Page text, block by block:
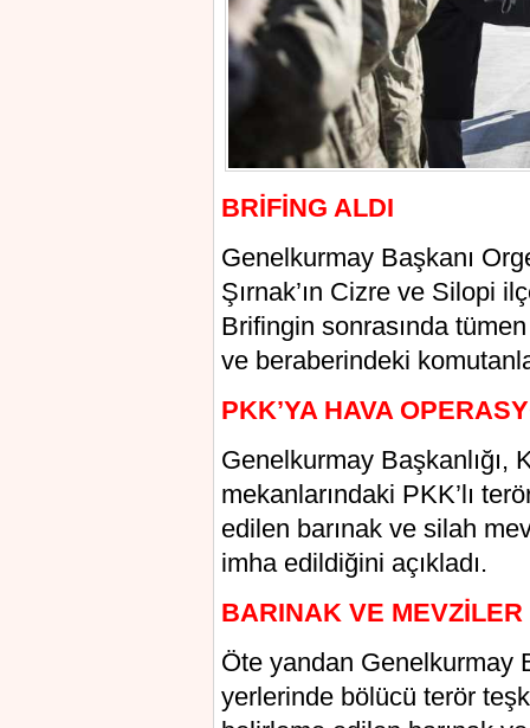
BRİFİNG ALDI
Genelkurmay Başkanı
Şırnak’ın Cizre ve Silopi
Brifingin sonrasında
ve beraberindeki
PKK’YA HAVA
Genelkurmay Başkanlığı,
mekanlarındaki PKK’lı
edilen barınak ve silah
imha edildiğini açıkladı.
BARINAK VE
Öte yandan Genelkurmay
yerlerinde bölücü terör